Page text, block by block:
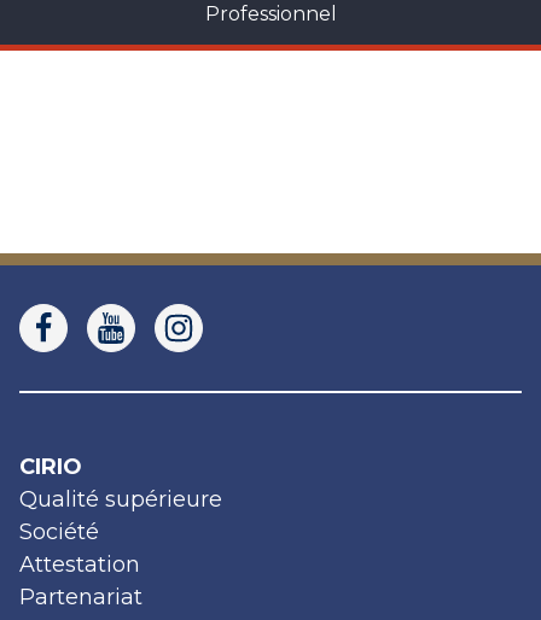
Professionnel
CIRIO
Qualité supérieure
Société
Attestation
Partenariat